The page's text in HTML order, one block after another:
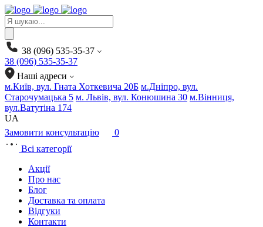
Products
search
38 (096) 535-35-37
38 (096) 535-35-37
Наші адреси
м.Київ, вул. Гната Хоткевича 20Б м.Дніпро, вул.
Старочумацька 5 м. Львів, вул. Конюшина 30 м.Вінниця,
вул.Ватутіна 174
UA
Замовити консультацію
0
Всі категорії
Акції
Про нас
Блог
Доставка та оплата
Відгуки
Контакти